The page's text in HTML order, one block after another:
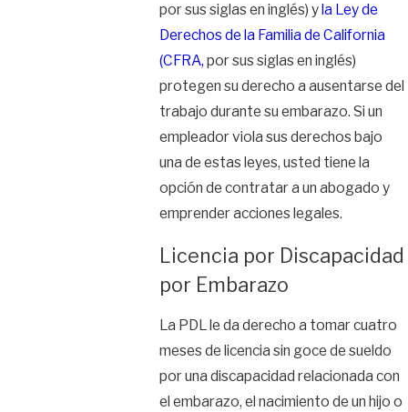
por sus siglas en inglés) yla Ley de
Derechos de la Familia de California
(CFRA, por sus siglas en inglés)
protegen su derecho a ausentarse del
trabajo durante su embarazo. Si un
empleador viola sus derechos bajo
una de estas leyes, usted tiene la
opción de contratar a un abogado y
emprender acciones legales.
Licencia por Discapacidad
por Embarazo
La PDL le da derecho a tomar cuatro
meses de licencia sin goce de sueldo
por una discapacidad relacionada con
el embarazo, el nacimiento de un hijo o